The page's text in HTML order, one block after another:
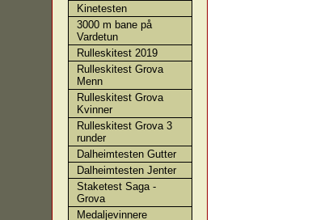
Kinetesten
3000 m bane på
Vardetun
Rulleskitest 2019
Rulleskitest Grova
Menn
Rulleskitest Grova
Kvinner
Rulleskitest Grova 3
runder
Dalheimtesten Gutter
Dalheimtesten Jenter
Staketest Saga -
Grova
Medaljevinnere